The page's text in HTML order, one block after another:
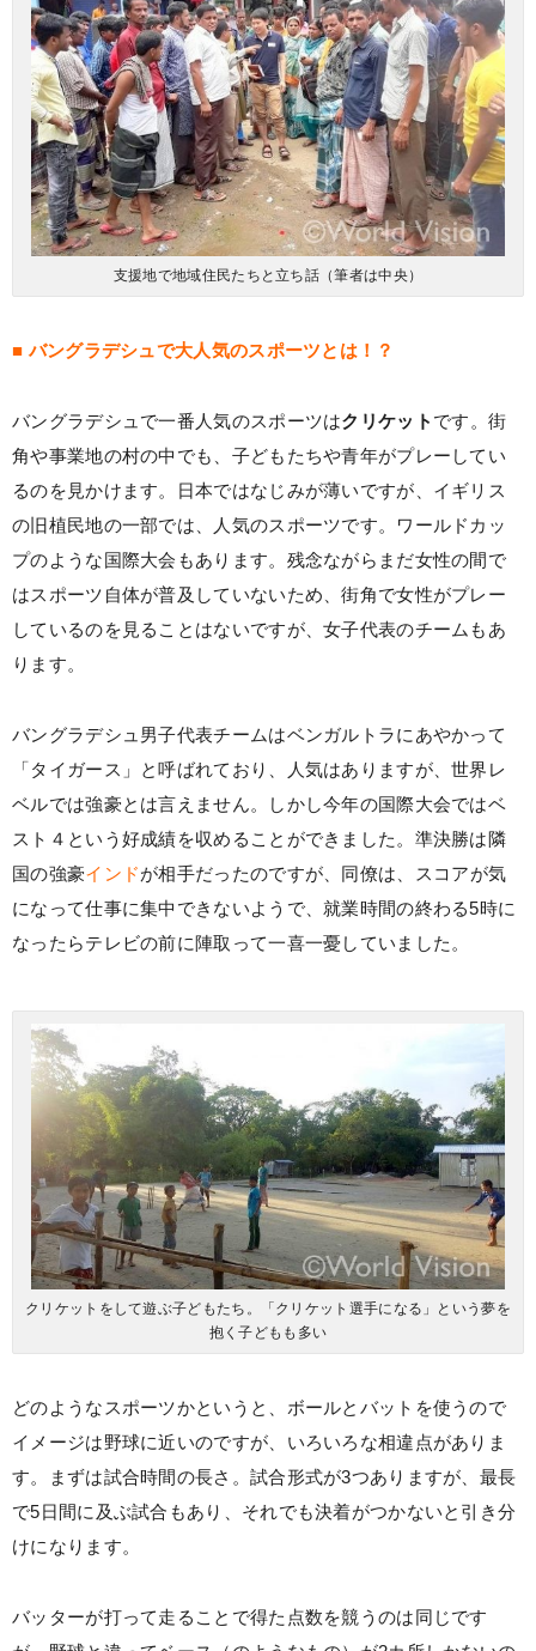
支援地で地域住民たちと立ち話（筆者は中央）
■ バングラデシュで大人気のスポーツとは！？
バングラデシュで一番人気のスポーツはクリケット です。街
角や事業地の村の中でも、子どもたちや青年がプレーしてい
るのを見かけます。日本ではなじみが薄いですが、イギリス
の旧植民地の一部では、人気のスポーツです。ワールドカッ
プのような国際大会もあります。残念ながらまだ女性の間で
はスポーツ自体が普及していないため、街角で女性がプレー
しているのを見ることはないですが、女子代表のチームもあ
ります。
バングラデシュ男子代表チームはベンガルトラにあやかって
「タイガース」と呼ばれており、人気はありますが、世界レ
ベルでは強豪とは言えません。しかし今年の国際大会ではベ
スト４という好成績を収めることができました。準決勝は隣
国の強豪インドが相手だったのですが、同僚は、スコアが気
になって仕事に集中できないようで、就業時間の終わる5時に
なったらテレビの前に陣取って一喜一憂していました。
クリケットをして遊ぶ子どもたち。「クリケット選手になる」という夢を
抱く子どもも多い
どのようなスポーツかというと、ボールとバットを使うので
イメージは野球に近いのですが、いろいろな相違点がありま
す。まずは試合時間の長さ。試合形式が3つありますが、最長
で5日間に及ぶ試合もあり、それでも決着がつかないと引き分
けになります。
バッターが打って走ることで得た点数を競うのは同じです